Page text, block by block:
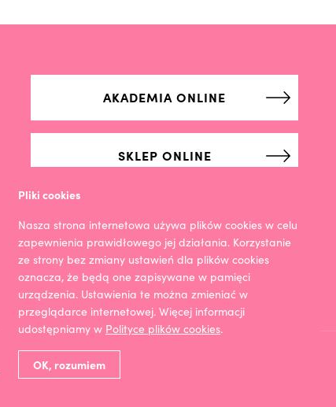
AKADEMIA ONLINE
SKLEP ONLINE
COOKIES
Pliki cookies
Nasza strona internetowa używa plików cookies w celu
zapewnienia prawidłowego jej działania. Korzystanie
ze strony bez zmiany ustawień dla plików cookies
oznacza, że będą one zapisywane w pamięci
urządzenia. Ustawienia te można zmieniać w
przeglądarce internetowej. Więcej informacji
udostępniamy w Polityce plików cookies.
OK, rozumiem